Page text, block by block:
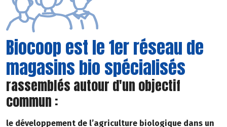
Biocoop est le 1er réseau de
magasins bio spécialisés
rassemblés autour d'un objectif
commun :
le développement de l’agriculture biologique dans un